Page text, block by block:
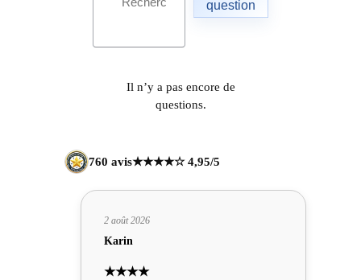
question
Il n’y a pas encore de
questions.
760 avis★★★★☆ 4,95/5
2 août 2026
Karin
★★★★